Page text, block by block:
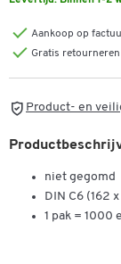
Aankoop op
Gratis retourneren
Product- en
niet gegomd
DIN C6 (162 x
1 pak = 1000